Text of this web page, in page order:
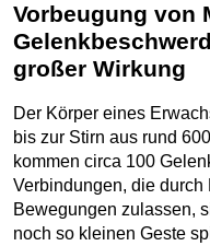
Vorbeugung von
großer Wirkung
Der Körper eines
bis zur Stirn aus rund
kommen circa 100
Verbindungen, die
Bewegungen zulassen,
noch so kleinen Geste